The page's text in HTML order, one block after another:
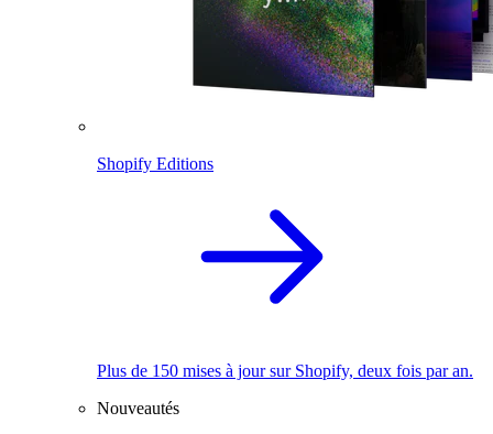
Shopify Editions
Plus de 150 mises à jour sur Shopify, deux fois par an.
Nouveautés